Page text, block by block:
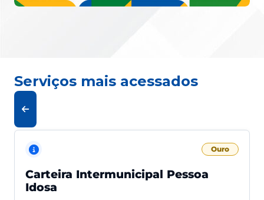
Serviços mais acessados
Ouro
Carteira Intermunicipal Pessoa
Idosa